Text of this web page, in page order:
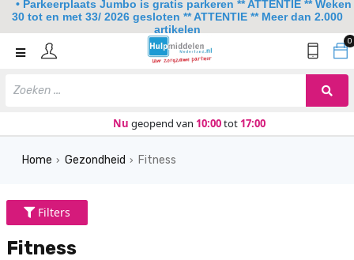
0
Nu geopend van 10:00tot 17:00
Home
Lezen en schrijven
Meer
Home › Gezondheid › Fitness
Filters
Fitness
• Parkeerplaats Jumbo is gratis parkeren ** ATTENTIE ** Weken
30 tot en met 33/ 2026 gesloten ** ATTENTIE ** Meer dan 2.000
artikelen